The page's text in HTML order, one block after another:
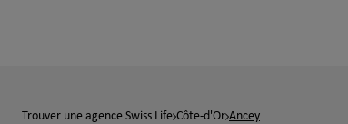
Trouver une agence Swiss Life Côte-d'Or Ancey